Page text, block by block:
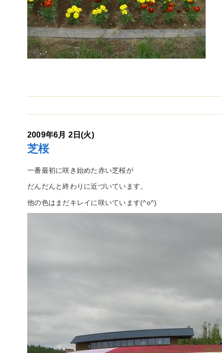
2009年6月 2日(火)
芝桜
一番最初に咲き始めた赤い芝桜が
だんだんと終わりに近づいています。
他の色はまだキレイに咲いています(^o^)